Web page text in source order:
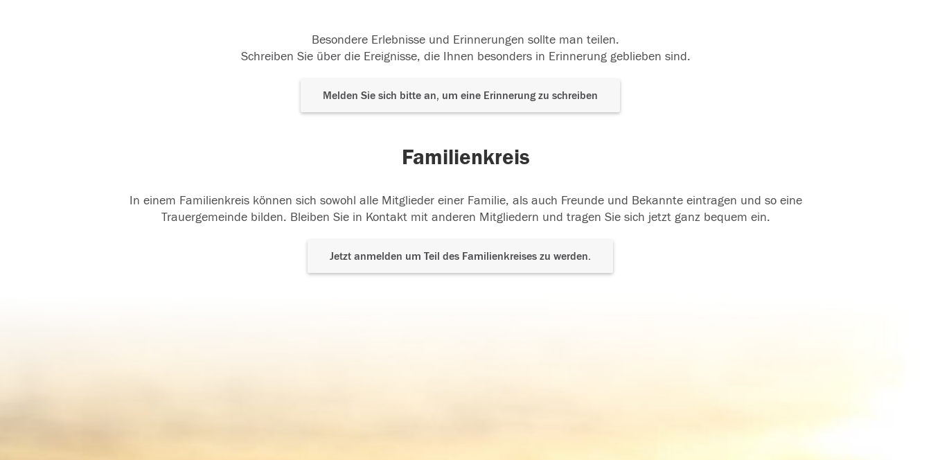
Besondere Erlebnisse und Erinnerungen sollte man teilen.
Schreiben Sie über die Ereignisse, die Ihnen besonders in Erinnerung geblieben sind.
Melden Sie sich bitte an, um eine Erinnerung zu schreiben
Familienkreis
In einem Familienkreis können sich sowohl alle Mitglieder einer Familie, als auch Freunde und Bekannte eintragen und so eine
Trauergemeinde bilden. Bleiben Sie in Kontakt mit anderen Mitgliedern und tragen Sie sich jetzt ganz bequem ein.
Jetzt anmelden um Teil des Familienkreises zu werden.